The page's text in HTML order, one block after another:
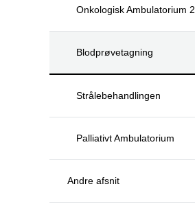
Onkologisk Ambulatorium 2
Blodprøvetagning
Strålebehandlingen
Palliativt Ambulatorium
Andre afsnit